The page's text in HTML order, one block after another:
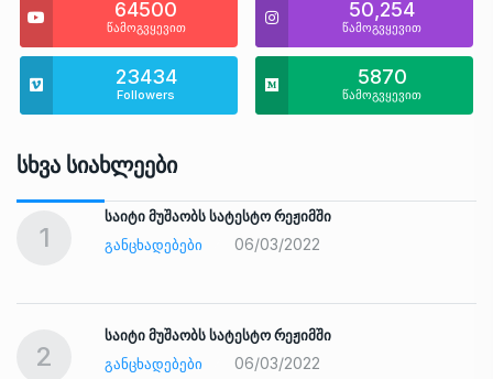
64500
წამოგვყევით
50,254
წამოგვყევით
23434
Followers
5870
წამოგვყევით
Სხვა Სიახლეები
1
საიტი მუშაობს სატესტო რეჟიმში
ᲒᲐᲜᲪᲮᲐᲓᲔᲑᲔᲑᲘ
06/03/2022
2
საიტი მუშაობს სატესტო რეჟიმში
ᲒᲐᲜᲪᲮᲐᲓᲔᲑᲔᲑᲘ
06/03/2022